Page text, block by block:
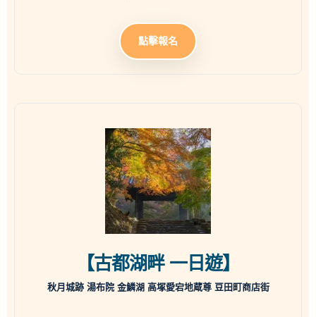
點擊報名
【古都湖畔 一日遊】
秋月城跡 湯布院 金鱗湖 高塚愛宕地蔵尊 豆田町商店街